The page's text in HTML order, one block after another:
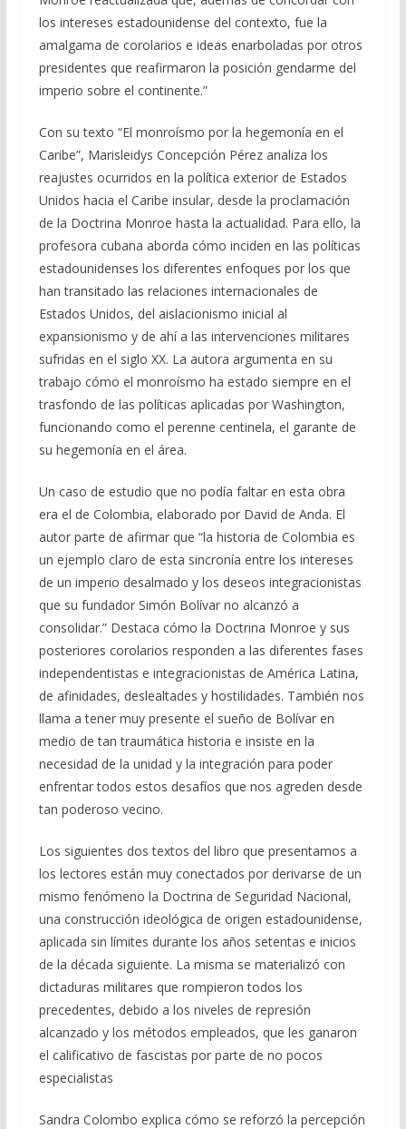
los intereses estadounidense del contexto, fue la
amalgama de corolarios e ideas enarboladas por otros
presidentes que reafirmaron la posición gendarme del
imperio sobre el continente.”
Con su texto “El monroísmo por la hegemonía en el
Caribe”, Marisleidys Concepción Pérez analiza los
reajustes ocurridos en la política exterior de Estados
Unidos hacia el Caribe insular, desde la proclamación
de la Doctrina Monroe hasta la actualidad. Para ello, la
profesora cubana aborda cómo inciden en las políticas
estadounidenses los diferentes enfoques por los que
han transitado las relaciones internacionales de
Estados Unidos, del aislacionismo inicial al
expansionismo y de ahí a las intervenciones militares
sufridas en el siglo XX. La autora argumenta en su
trabajo cómo el monroísmo ha estado siempre en el
trasfondo de las políticas aplicadas por Washington,
funcionando como el perenne centinela, el garante de
su hegemonía en el área.
Un caso de estudio que no podía faltar en esta obra
era el de Colombia, elaborado por David de Anda. El
autor parte de afirmar que “la historia de Colombia es
un ejemplo claro de esta sincronía entre los intereses
de un imperio desalmado y los deseos integracionistas
que su fundador Simón Bolívar no alcanzó a
consolidar.” Destaca cómo la Doctrina Monroe y sus
posteriores corolarios responden a las diferentes fases
independentistas e integracionistas de América Latina,
de afinidades, deslealtades y hostilidades. También nos
llama a tener muy presente el sueño de Bolívar en
medio de tan traumática historia e insiste en la
necesidad de la unidad y la integración para poder
enfrentar todos estos desafíos que nos agreden desde
tan poderoso vecino.
Los siguientes dos textos del libro que presentamos a
los lectores están muy conectados por derivarse de un
mismo fenómeno la Doctrina de Seguridad Nacional,
una construcción ideológica de origen estadounidense,
aplicada sin límites durante los años setentas e inicios
de la década siguiente. La misma se materializó con
dictaduras militares que rompieron todos los
precedentes, debido a los niveles de represión
alcanzado y los métodos empleados, que les ganaron
el calificativo de fascistas por parte de no pocos
especialistas
Sandra Colombo explica cómo se reforzó la percepción